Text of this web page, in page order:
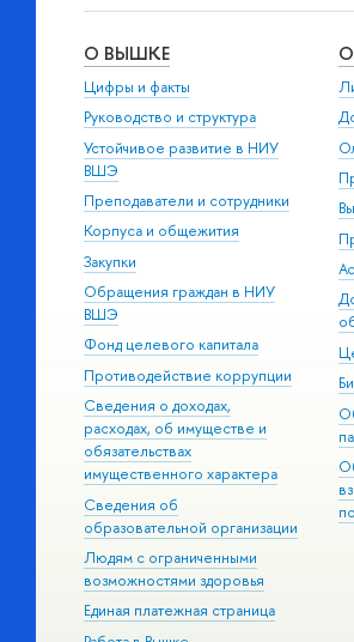
О ВЫШКЕ
Цифры и факты
Руководство и структура
Устойчивое развитие в НИУ
ВШЭ
Преподаватели и сотрудники
Корпуса и общежития
Закупки
Обращения граждан в НИУ
ВШЭ
Фонд целевого капитала
Противодействие коррупции
Сведения о доходах,
расходах, об имуществе и
обязательствах
имущественного характера
Сведения об
образовательной организации
Людям с ограниченными
возможностями здоровья
Единая платежная страница